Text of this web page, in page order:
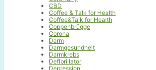
CBD
Coffee & Talk for Health
Coffee&Talk for Health
Coppenbrügge
Corona
Darm
Darmgesundheit
Darmkrebs
Defibrillator
Depression